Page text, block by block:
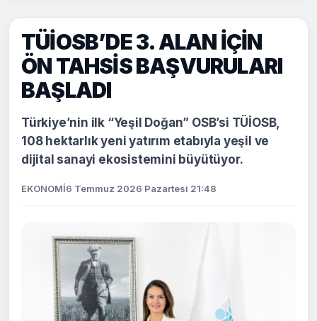
TÜİOSB’DE 3. ALAN İÇİN
ÖN TAHSİS BAŞVURULARI
BAŞLADI
Türkiye’nin ilk “Yeşil Doğan” OSB’si TÜİOSB,
108 hektarlık yeni yatırım etabıyla yeşil ve
dijital sanayi ekosistemini büyütüyor.
EKONOMİ6 Temmuz 2026 Pazartesi 21:48